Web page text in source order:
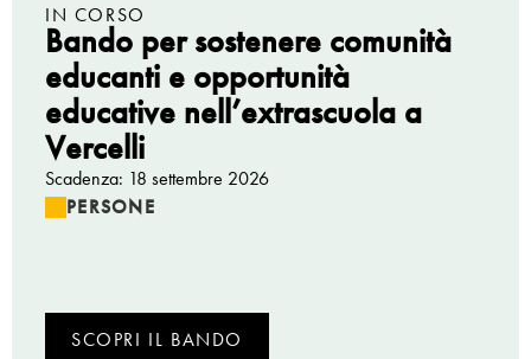
IN CORSO
Bando per sostenere comunità
educanti e opportunità
educative nell’extrascuola a
Vercelli
Scadenza: 18 settembre 2026
PERSONE
SCOPRI IL BANDO